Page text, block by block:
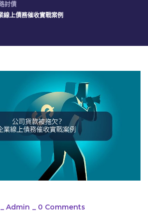
討債
線上債務催收實戰案例
_ Admin _ 0 Comments